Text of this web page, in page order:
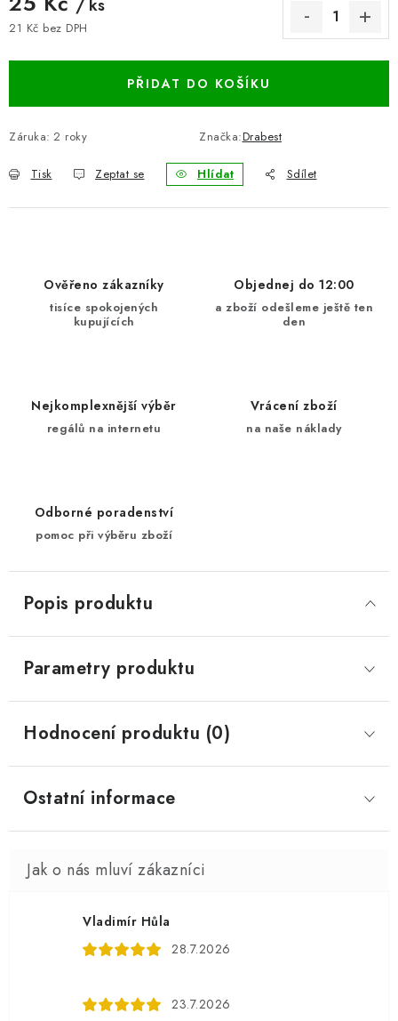
BLOG
/ ks
21 Kč bez DPH
PŘIDAT DO KOŠÍKU
Záruka: 2 roky Značka:Drabest
Tisk Zeptat se Hlídat Sdílet
Ověřeno zákazníky
tisíce spokojených
kupujících
Objednej do 12:00
a zboží odešleme ještě ten
den
Nejkomplexnější výběr
regálů na internetu
Vrácení zboží
na naše náklady
Odborné poradenství
pomoc při výběru zboží
Popis produktu
Parametry produktu
Hodnocení produktu (0)
Ostatní informace
Vladimír Hůla
28.7.2026
23.7.2026